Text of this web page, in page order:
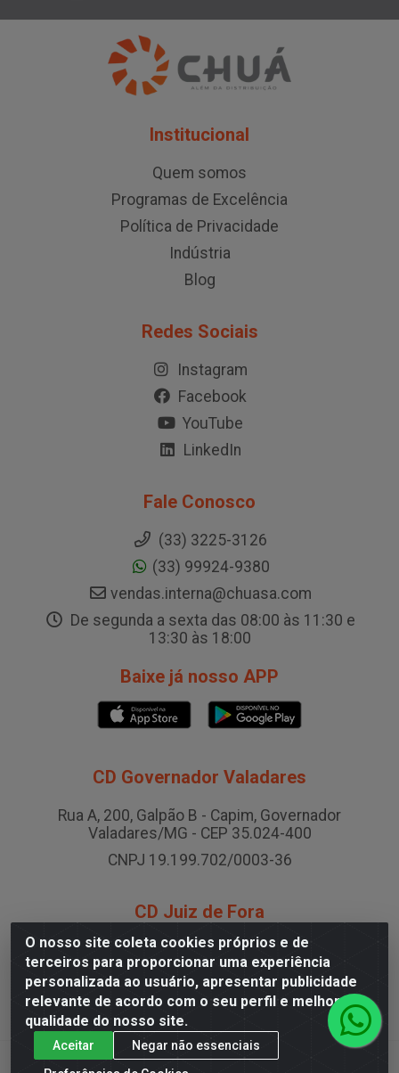
O nosso site coleta cookies próprios e de
terceiros para proporcionar uma experiência
personalizada ao usuário, apresentar publicidade
relevante de acordo com o seu perfil e melhorar a
qualidade do nosso site.
Aceitar
Negar não essenciais
Institucional
Quem somos
Programas de Excelência
Política de Privacidade
Indústria
Blog
Redes Sociais
Instagram
Facebook
YouTube
LinkedIn
Fale Conosco
(33) 3225-3126
(33) 99924-9380
vendas.interna@chuasa.com
De segunda a sexta das 08:00 às 11:30 e
13:30 às 18:00
Baixe já nosso APP
CD Governador Valadares
Rua A, 200, Galpão B - Capim, Governador
Valadares/MG - CEP 35.024-400
CNPJ 19.199.702/0003-36
CD Juiz de Fora
Rodovia BR-040 , Nº 0, Área B2 Condominio Brasil
LOG - São Pedro, Juiz de Fora/MG
CNPJ 19.199.702/0005-06